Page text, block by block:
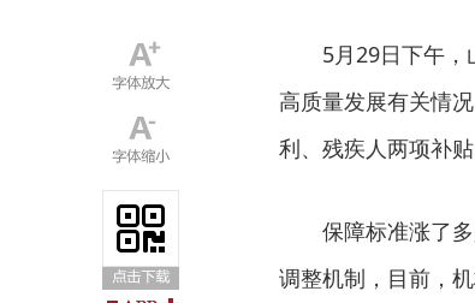
5月29日下午
高质量发展有关情
利、残疾人两项补
保障标准涨了
调整机制，目前，